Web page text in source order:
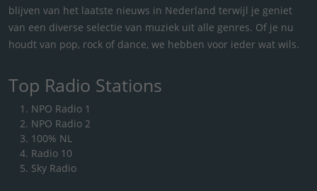
blijven van het laatste nieuws in Nederland terwijl je geniet
van een diverse selectie van muziek uit alle genres. Of je nu
houdt van pop, rock of dance, we hebben voor ieder wat wils.
Top Radio Stations
NPO Radio 1
NPO Radio 2
100% NL
Radio 10
Sky Radio